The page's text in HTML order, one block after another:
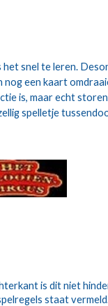
snel te leren.
een kaart
is, maar echt
spelletje
is dit niet
staat